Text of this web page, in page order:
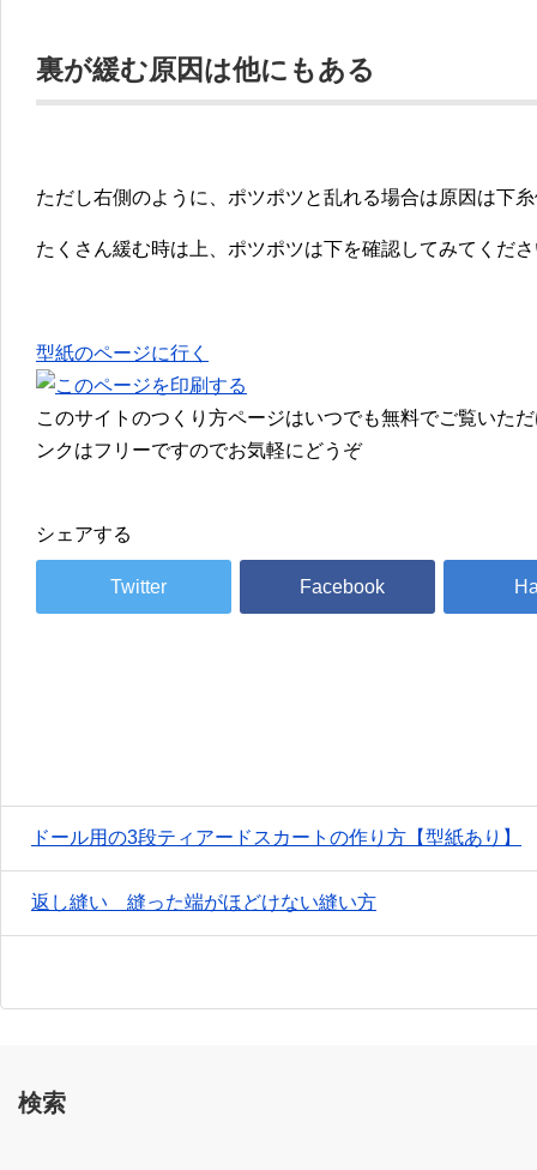
裏が緩む原因は他にもある
ただし右側のように、ポツポツと乱れる場合は原因は下
たくさん緩む時は上、ポツポツは下を確認してみてくだ
型紙のページに行く
このサイトのつくり方ページはいつでも無料でご覧いた
ンクはフリーですのでお気軽にどうぞ
シェアする
ドール用の3段ティアードスカートの作り方【型紙あり】
返し縫い 縫った端がほどけない縫い方
検索